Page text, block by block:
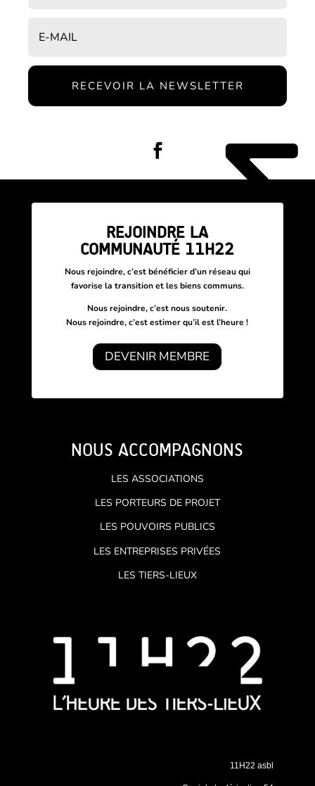
RECEVOIR LA NEWSLETTER
REJOINDRE LA
COMMUNAUTÉ 11H22
Nous rejoindre, c’est bénéficier d’un réseauqui
favorise la transition et les biens communs.
Nous rejoindre, c’est nous soutenir.
Nous rejoindre, c’est estimer qu’il est l’heure !
DEVENIR MEMBRE
NOUS ACCOMPAGNONS
LES ASSOCIATIONS
LES PORTEURS DE PROJET
LES POUVOIRS PUBLICS
LES ENTREPRISES PRIVÉES
LES TIERS-LIEUX
11H22 asbl